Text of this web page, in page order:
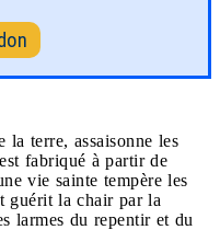
la terre, assaisonne les
fabriqué à partir de
vie sainte tempère les
guérit la chair par la
larmes du repentir et du